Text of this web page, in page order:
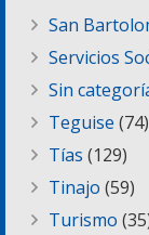
San
Servicios
Sin
Teguise (74)
Tías (129)
Tinajo (59)
Turismo